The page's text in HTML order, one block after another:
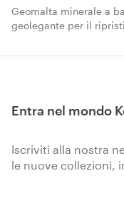
Geomalta minerale a
geolegante per il
armato. Tixotropica, a
Entra nel mondo
Iscriviti alla nostra
le nuove collezioni,